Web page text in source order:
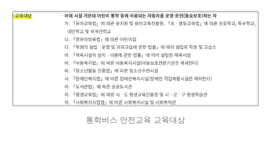
통학버스 안전교육 교육대상